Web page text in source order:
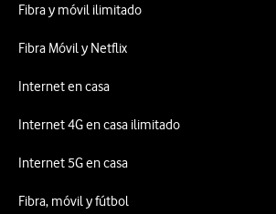
Fibra y móvil ilimitado
Fibra Móvil y Netflix
Internet en casa
Internet 4G en casa ilimitado
Internet 5G en casa
Fibra, móvil y fútbol